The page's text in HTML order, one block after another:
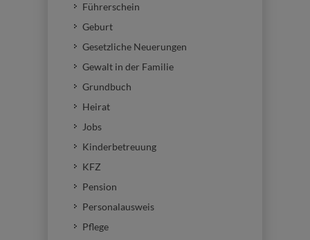
Führerschein
Geburt
Gesetzliche Neuerungen
Gewalt in der Familie
Grundbuch
Heirat
Jobs
Kinderbetreuung
KFZ
Pension
Personalausweis
Pflege